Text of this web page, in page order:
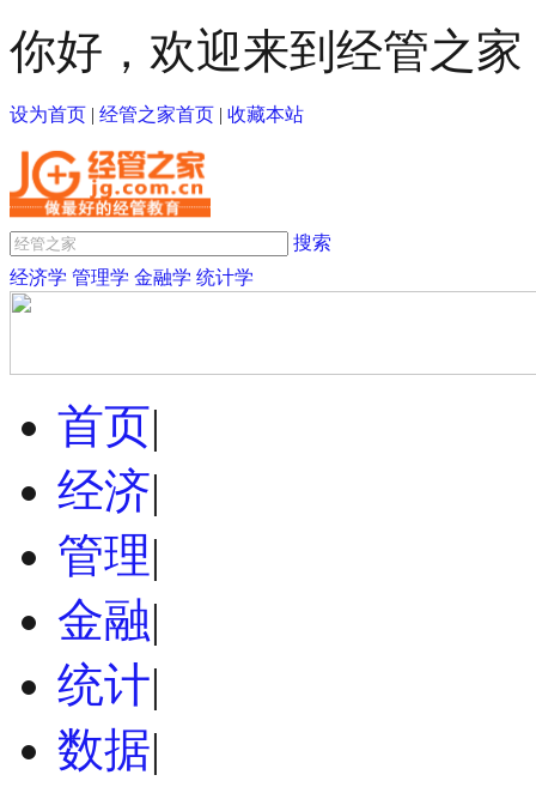
你好，欢迎来到经管之家
设为首页 | 经管之家首页 | 收藏本站
搜索
经济学 管理学 金融学 统计学
首页|
经济|
管理|
金融|
统计|
数据|